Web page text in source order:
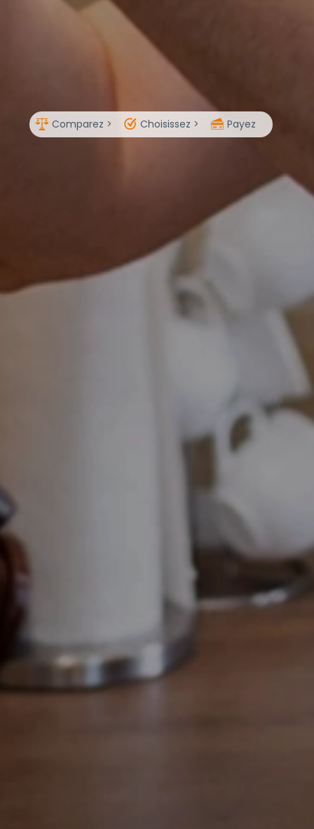
Comparez > Choisissez > Payez